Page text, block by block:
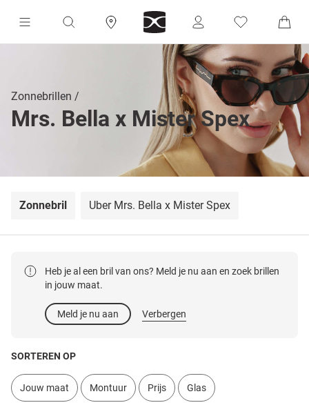
Zonnebrillen
Mrs. Bella x Mister Spex
Zonnebril Über Mrs. Bella x Mister Spex
Heb je al een bril van ons? Meld je nu aan en zoek brillen
in jouw maat.
Meld je nu aan Verbergen
SORTEREN OP
Jouw maat Montuur Prijs Glas